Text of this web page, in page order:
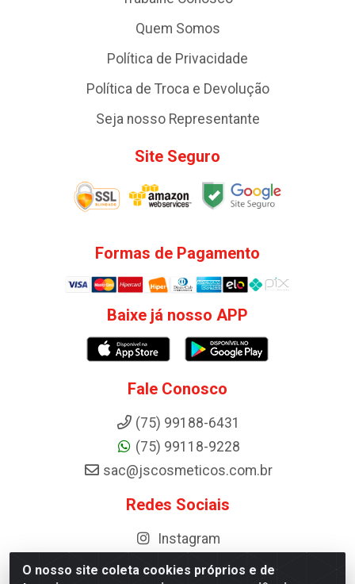
O nosso site coleta cookies próprios e de
Quem Somos
Política de Privacidade
Política de Troca e Devolução
Seja nosso Representante
Site Seguro
Formas de Pagamento
Baixe já nosso APP
Fale Conosco
(75) 99188-6431
(75) 99118-9228
sac@jscosmeticos.com.br
Redes Sociais
Instagram